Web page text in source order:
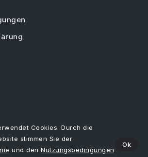
Weblinks4U.de – Alle Rechte vorbehalten.
Cookies. Durch die
stimmen Sie der
und den Nutzungsbedingungen
Ok